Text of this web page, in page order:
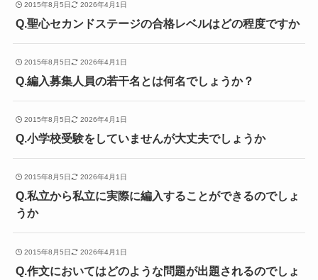
2015年8月5日 2026年4月1日
Q.聖心セカンドステージの合格レベルはどの程度ですか
2015年8月5日 2026年4月1日
Q.編入募集人員の若干名とは何名でしょうか？
2015年8月5日 2026年4月1日
Q.小学校受験をしていませんが大丈夫でしょうか
2015年8月5日 2026年4月1日
Q.私立から私立に実際に編入することができるのでしょ
うか
2015年8月5日 2026年4月1日
Q.作文においてはどのような問題が出題されるのでしょ